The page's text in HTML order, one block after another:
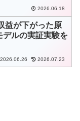
2026.06.18
益が下がった原
デルの実証実験を
2026.06.26 2026.07.23